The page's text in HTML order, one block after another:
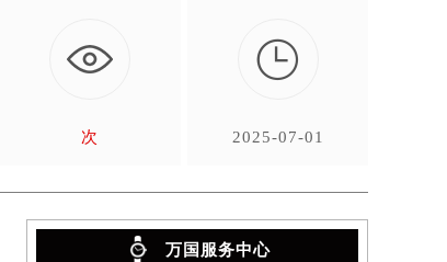
次

2025-07-01
万国服务中心